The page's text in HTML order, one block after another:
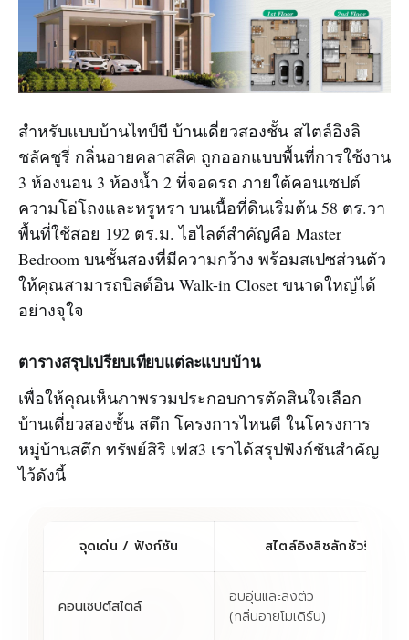
สำหรับแบบบ้านไทป์บี บ้านเดี่ยวสองชั้น สไตล์อิงลิ
ชลัคชูรี่ กลิ่นอายคลาสสิค ถูกออกแบบพื้นที่การใช้งาน
3 ห้องนอน 3 ห้องน้ำ 2 ที่จอดรถ ภายใต้คอนเซปต์
ความโอ่โถงและหรูหรา บนเนื้อที่ดินเริ่มต้น 58 ตร.วา
พื้นที่ใช้สอย 192 ตร.ม. ไฮไลต์สำคัญคือ Master
Bedroom บนชั้นสองที่มีความกว้าง พร้อมสเปซส่วนตัว
ให้คุณสามารถบิลต์อิน Walk-in Closet ขนาดใหญ่ได้
อย่างจุใจ
ตารางสรุปเปรียบเทียบแต่ละแบบบ้าน
เพื่อให้คุณเห็นภาพรวมประกอบการตัดสินใจเลือก
บ้านเดี่ยวสองชั้น สตึก โครงการไหนดี ในโครงการ
หมู่บ้านสตึก ทรัพย์สิริ เฟส3 เราได้สรุปฟังก์ชันสำคัญ
ไว้ดังนี้
จุดเด่น / ฟังก์ชัน สไตล์อิงลิชลักชัวรี่ ไทป์
คอนเซปต์สไตล์
อบอุ่นและลงตัว
(กลิ่นอายโมเดิร์น)